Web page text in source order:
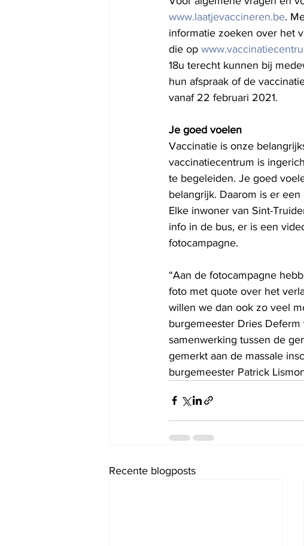
www.laatjevaccineren.be.
informatie zoeken over het
die op
18u terecht kunnen bij
hun afspraak of de
vanaf 22 februari 2021.
Je goed voelen
Vaccinatie is onze
vaccinatiecentrum is
te begeleiden. Je goed
belangrijk. Daarom is er
Elke inwoner van Sint-
info in de bus, er is een
fotocampagne.
“Aan de fotocampagne
foto met quote over het
willen we dan ook zo veel
burgemeester Dries
samenwerking tussen de
gemerkt aan de massale
burgemeester Patrick
Recente blogposts